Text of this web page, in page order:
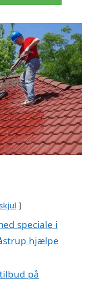
speciale i
hjælpe
på